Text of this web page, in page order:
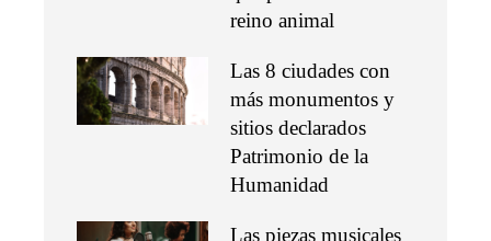
reino animal
Las 8 ciudades con
más monumentos y
sitios declarados
Patrimonio de la
Humanidad
Las piezas musicales